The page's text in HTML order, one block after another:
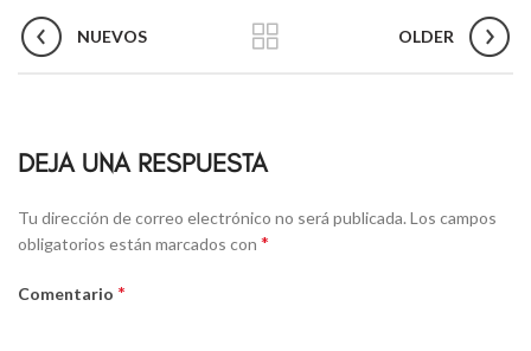
NUEVOS OLDER
DEJA UNA RESPUESTA
Tu dirección de correo electrónico no será publicada. Los campos
obligatorios están marcados con *
Comentario *
Alternative: